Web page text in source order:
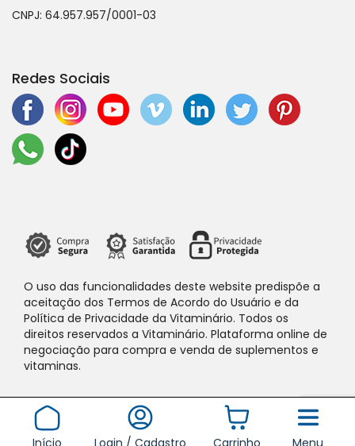
CNPJ: 64.957.957/0001-03
Redes Sociais
O uso das funcionalidades deste website predispõe a
aceitação dos Termos de Acordo do Usuário e da
Política de Privacidade da Vitaminário. Todos os
direitos reservados a Vitaminário. Plataforma online de
negociação para compra e venda de suplementos e
vitaminas.
Início Login / Cadastro Carrinho Menu